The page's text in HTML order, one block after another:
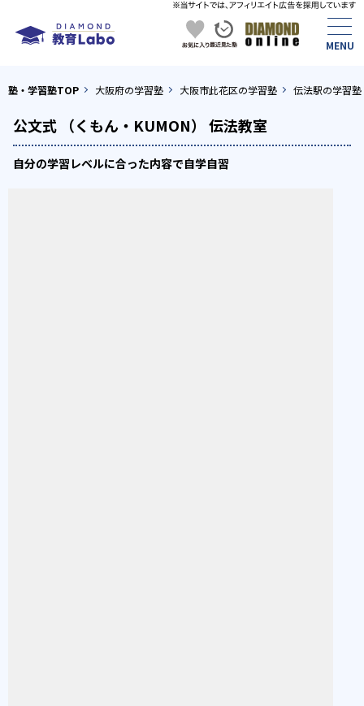
塾・学習塾TOP 大阪府の学習塾 大阪市此花区の学習塾 伝法駅の学習塾
公文式 （くもん・KUMON） 伝法教室
自分の学習レベルに合った内容で自学自習